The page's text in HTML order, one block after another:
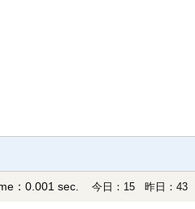
：0.001 sec. 今日：15 昨日：43